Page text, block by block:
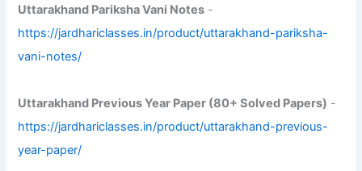
Uttarakhand Pariksha Vani Notes -
https://jardhariclasses.in/product/uttarakhand-pariksha-
vani-notes/
Uttarakhand Previous Year Paper (80+ Solved Papers) -
https://jardhariclasses.in/product/uttarakhand-previous-
year-paper/